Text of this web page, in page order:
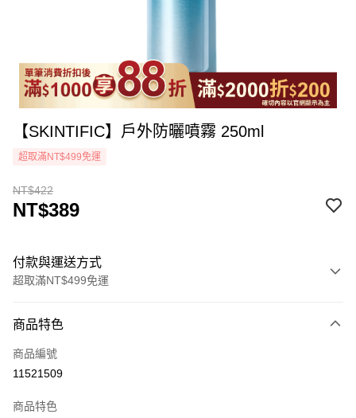
【SKINTIFIC】戶外防曬噴霧 250ml
超取滿NT$499免運
NT$422
NT$389
付款與運送方式
超取滿NT$499免運
icash Pay
信用卡一次付款
商品特色
商品編號
11521509
商品特色